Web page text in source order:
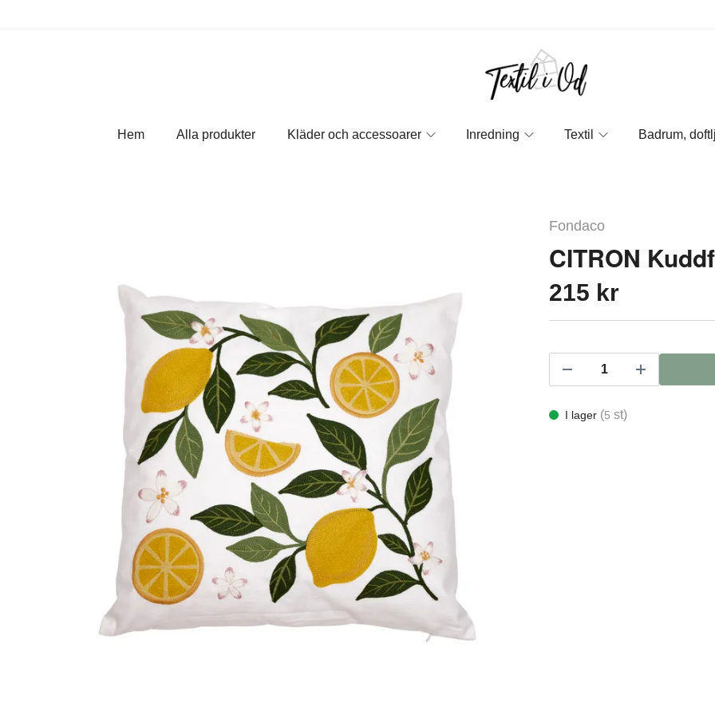
Hem Alla produkter Kläder och accessoarer Inredning Textil Badrum,
Fondaco
CITRON
215 kr
I lager (5 st)